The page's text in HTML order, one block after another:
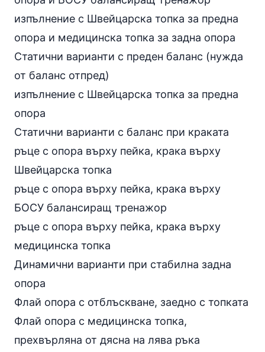
изпълнение с Швейцарска топка за предна
опора и медицинска топка за задна опора
Статични варианти с преден баланс (нужда
от баланс отпред)
изпълнение с Швейцарска топка за предна
опора
Статични варианти с баланс при краката
ръце с опора върху пейка, крака върху
Швейцарска топка
ръце с опора върху пейка, крака върху
БОСУ балансиращ тренажор
ръце с опора върху пейка, крака върху
медицинска топка
Динамични варианти при стабилна задна
опора
Флай опора с отблъскване, заедно с топката
Флай опора с медицинска топка,
прехвърляна от дясна на лява ръка